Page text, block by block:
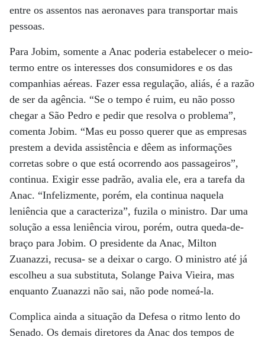
entre os assentos nas aeronaves para transportar mais
pessoas.
Para Jobim, somente a Anac poderia estabelecer o meio-
termo entre os interesses dos consumidores e os das
companhias aéreas. Fazer essa regulação, aliás, é a razão
de ser da agência. “Se o tempo é ruim, eu não posso
chegar a São Pedro e pedir que resolva o problema”,
comenta Jobim. “Mas eu posso querer que as empresas
prestem a devida assistência e dêem as informações
corretas sobre o que está ocorrendo aos passageiros”,
continua. Exigir esse padrão, avalia ele, era a tarefa da
Anac. “Infelizmente, porém, ela continua naquela
leniência que a caracteriza”, fuzila o ministro. Dar uma
solução a essa leniência virou, porém, outra queda-de-
braço para Jobim. O presidente da Anac, Milton
Zuanazzi, recusa- se a deixar o cargo. O ministro até já
escolheu a sua substituta, Solange Paiva Vieira, mas
enquanto Zuanazzi não sai, não pode nomeá-la.
Complica ainda a situação da Defesa o ritmo lento do
Senado. Os demais diretores da Anac dos tempos de